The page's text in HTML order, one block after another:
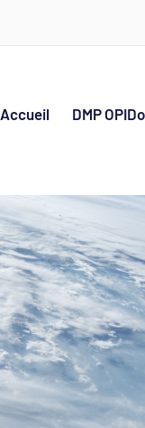
Accueil DMP